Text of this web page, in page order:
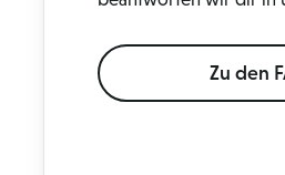
Zu den